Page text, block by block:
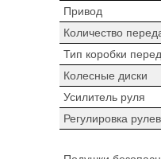
Привод
Количество
Тип коробки
Колесные диски
Усилитель руля
Регулировка